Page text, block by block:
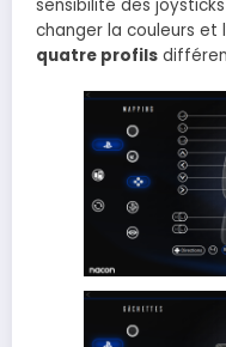
sensibilité des
changer la couleurs et
quatre profils